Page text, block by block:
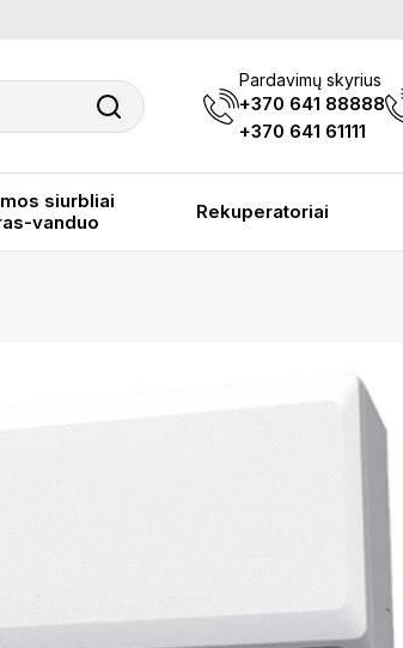
Pardavimų skyrius
+370 641 88888
+370 641 61111
siurbliai
vanduo
Rekuperatoriai